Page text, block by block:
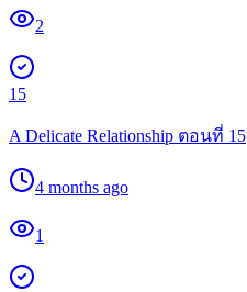
2
15
A Delicate Relationship ตอนที่ 15
4 months ago
1